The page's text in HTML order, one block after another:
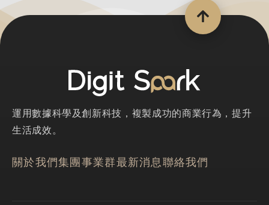
運用數據科學及創新科技，複製成功的商業行為，提升
生活成效。
關於我們集團事業群最新消息聯絡我們